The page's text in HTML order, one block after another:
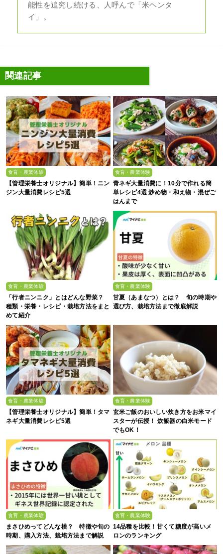
能性を追究し続ける、人呼んで「米ヘンタ
イ」。
関連記事
食育・農業体験
【管理栄養士オリジナル】簡単！ニン
ジン大量消費レシピ5選
食育・農業体験
青ネギ大量消費に！10分で作れる簡
単レシピ4選 炒め物・和え物・混ぜご
はんまで
食育・農業体験
「行者ニンニク」とはどんな野菜？
種類・栄養・レシピ・栽培方法をまと
めて紹介
食育・農業体験
甘夏（あまなつ）とは？ 旬の時期や
選び方、栽培方法まで徹底解説
食育・農業体験
【管理栄養士オリジナル】簡単！タマ
ネギ大量消費レシピ5選
食育・農業体験
玄米ご飯のおいしい炊き方をお米マイ
スターが伝授！ 炊飯器の白米モード
でもOK！
食育・農業体験
まさひめってどんな桃？ 特徴や旬の
時期、購入方法、栽培方法まで解説
食育・農業体験
14品種を比較！甘くて糖度が高いメ
ロンのランキング